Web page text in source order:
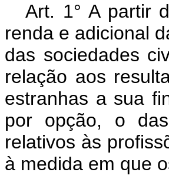
Art. 1° A partir
renda e adicional
das sociedades
relação aos
estranhas a sua
por opção, o
relativos às
à medida em que